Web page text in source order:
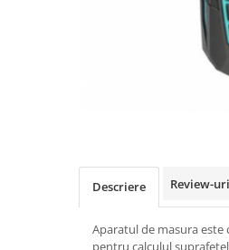
Accesorii motocoasa
Motocoase de umar
Descriere Review-uri
Aparatul de masura
pentru calculul